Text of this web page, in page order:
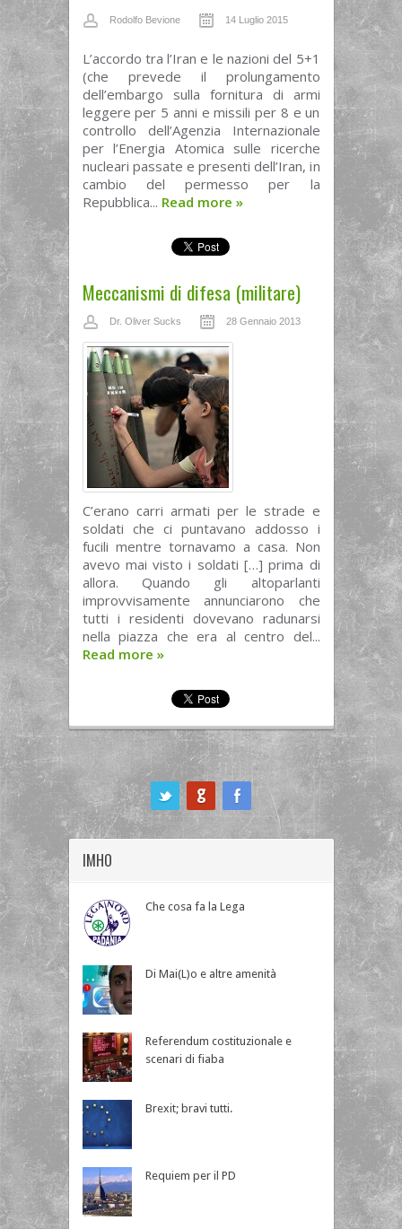
Rodolfo Bevione 14 Luglio 2015
L’accordo tra l’Iran e le nazioni del 5+1
(che prevede il prolungamento
dell’embargo sulla fornitura di armi
leggere per 5 anni e missili per 8 e un
controllo dell’Agenzia Internazionale
per l’Energia Atomica sulle ricerche
nucleari passate e presenti dell’Iran, in
cambio del permesso per la
Repubblica... Read more »
Meccanismi di difesa (militare)
Dr. Oliver Sucks 28 Gennaio 2013
C’erano carri armati per le strade e
soldati che ci puntavano addosso i
fucili mentre tornavamo a casa. Non
avevo mai visto i soldati […] prima di
allora. Quando gli altoparlanti
improvvisamente annunciarono che
tutti i residenti dovevano radunarsi
nella piazza che era al centro del...
Read more »
IMHO
Che cosa fa la Lega
Di Mai(L)o e altre amenità
Referendum costituzionale e
scenari di fiaba
Brexit; bravi tutti.
Requiem per il PD